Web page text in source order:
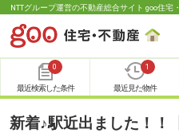
NTTグループ運営の不動産総合サイト goo住宅
0
最近検索した条件
1
最近見た物件
新着♪駅近出ました！！